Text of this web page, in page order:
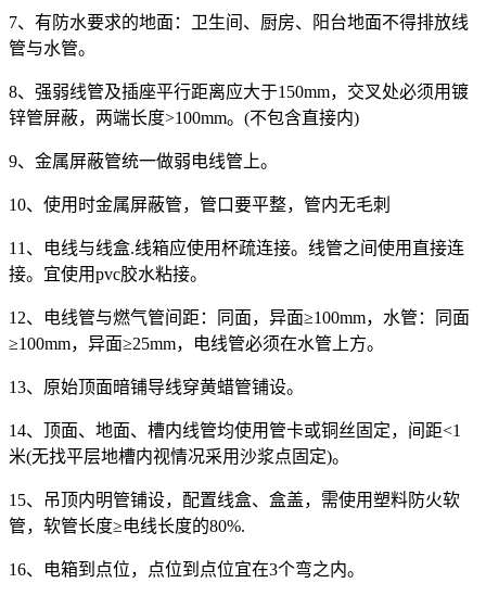
7、有防水要求的地面：卫生间、厨房、阳台地面不得排放线
管与水管。
8、强弱线管及插座平行距离应大于150mm，交叉处必须用镀
锌管屏蔽，两端长度>100mm。(不包含直接内)
9、金属屏蔽管统一做弱电线管上。
10、使用时金属屏蔽管，管口要平整，管内无毛刺
11、电线与线盒.线箱应使用杯疏连接。线管之间使用直接连
接。宜使用pvc胶水粘接。
12、电线管与燃气管间距：同面，异面≥100mm，水管：同面
≥100mm，异面≥25mm，电线管必须在水管上方。
13、原始顶面暗铺导线穿黄蜡管铺设。
14、顶面、地面、槽内线管均使用管卡或铜丝固定，间距<1
米(无找平层地槽内视情况采用沙浆点固定)。
15、吊顶内明管铺设，配置线盒、盒盖，需使用塑料防火软
管，软管长度≥电线长度的80%.
16、电箱到点位，点位到点位宜在3个弯之内。